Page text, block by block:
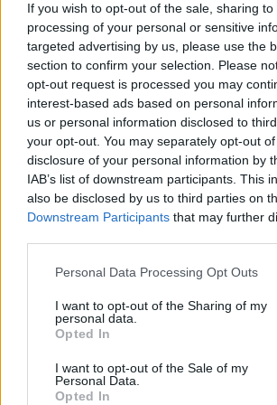
If you wish to opt-out of the sale, sharing
processing of your personal or sensitive
targeted advertising by us, please use the
section to confirm your selection. Please
opt-out request is processed you may
interest-based ads based on personal
us or personal information disclosed to
your opt-out. You may separately opt-out
disclosure of your personal information by
IAB’s list of downstream participants. This
also be disclosed by us to third parties on
Downstream Participants that may further
Please note that this website/app uses one
not limited to your visit or usage behaviour.
grant or deny consent to Google and its
use your data for below specified purposes
consent section.
Personal Data Processing Opt Outs
I want to opt-out of the Sharing of my
personal data.
Opted In
I want to opt-out of the Sale of my
Personal Data.
Opted In
Mint mondta: felfedezte,
nem hajlandó eltűnni,
ezekben az üres terekben,
magát, sőt át is alakítja
A spanyol fotós-újságíró alig 15 évesen
szociofotósként, ma már egy osztrák és
hírügynökségnek is dolgozik.
rendezésében. A mű történetének
szerelmi háromszög, amelyet
és irigységből fakadó vígjátéki elemek
mögött azonban mély, fájdalmas kérdések